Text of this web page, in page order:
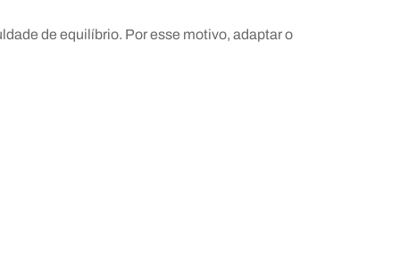
de equilíbrio. Por esse motivo, adaptar o